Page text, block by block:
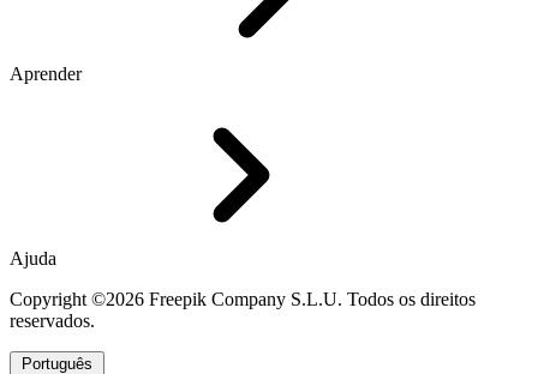
Aprender
Ajuda
Copyright ©2026 Freepik Company S.L.U. Todos os direitos
reservados.
Português